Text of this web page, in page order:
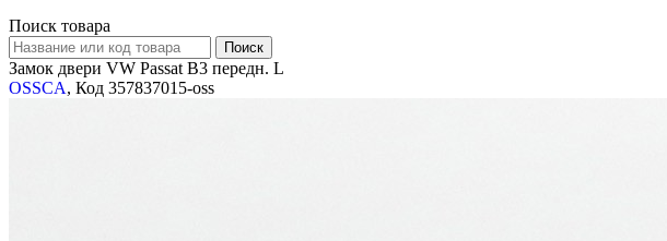
Поиск товара
Замок двери VW Passat B3 передн. L
OSSCA, Код 357837015-oss